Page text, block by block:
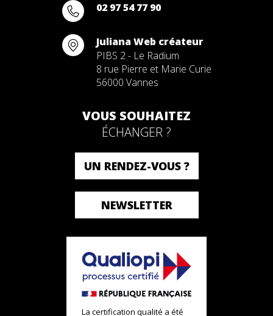
02 97 54 77 90
Juliana Web créateur
PIBS 2 - Le Radium
8 rue Pierre et Marie Curie
56000 Vannes
VOUS SOUHAITEZ
ÉCHANGER ?
UN RENDEZ-VOUS ?
NEWSLETTER
La certification qualité a été